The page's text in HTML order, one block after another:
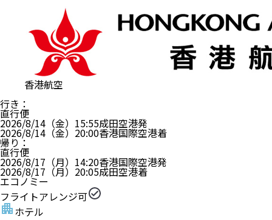
香港航空
行き ：
直行便
2026/8/14（金） 15:55成田空港発
2026/8/14（金） 20:00香港国際空港着
帰り ：
直行便
2026/8/17（月） 14:20香港国際空港発
2026/8/17（月） 20:05成田空港着
エコノミー
フライトアレンジ可
ホテル